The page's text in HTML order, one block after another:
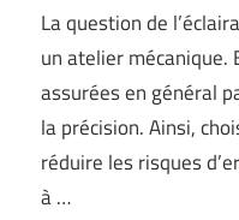
La question de
un atelier
assurées en général
la précision. Ainsi,
réduire les risques
à …